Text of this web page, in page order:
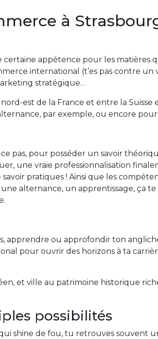
à
appétence pour les matières
international (t’es pas contre un
stratégique…
est de la France et entre la Suisse
par exemple, ou encore
pas, pour posséder un savoir
une vraie professionnalisation
pratiques ! Ainsi que les
alternance, un apprentissage, ça
apprendre ou approfondir ton
pour ouvrir des horizons à ta
et ville au patrimoine historique
possibilités
shine de fou, tu retrouves souvent